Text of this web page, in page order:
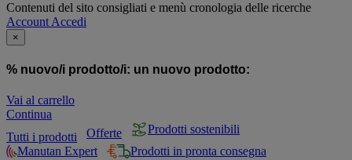
Contenuti del sito consigliati e menù cronologia delle ricerche
Account Accedi
×
% nuovo/i prodotto/i: un nuovo prodotto:
Vai al carrello
Continua
Tutti i prodotti
Offerte
Prodotti sostenibili
Manutan Expert
Prodotti in pronta consegna